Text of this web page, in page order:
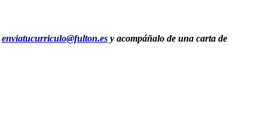
enviatucurriculo@fulton.es y acompáñalo de una carta de